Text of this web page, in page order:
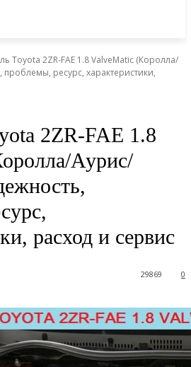
Toyota 2ZR-FAE 1.8 ValveMatic (Королла/
ресурс, характеристики,
2ZR-FAE 1.8
Аурис/
расход и сервис
0
29869